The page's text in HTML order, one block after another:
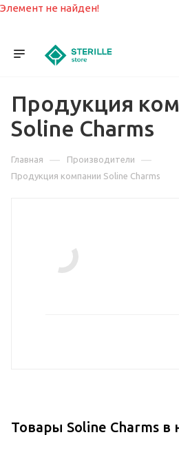
Элемент не найден!
Продукция
Soline Charms
Главная — Производители —
Продукция компании Soline Charms
Товары Soline Charms